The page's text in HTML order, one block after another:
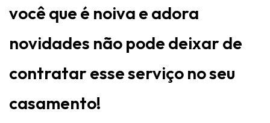
você que é noiva e adora
novidades não pode deixar de
contratar esse serviço no seu
casamento!